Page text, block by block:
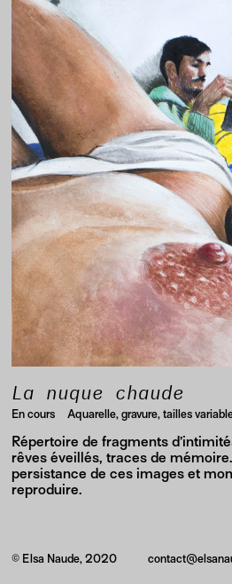
La nuque chaude
En cours Aquarelle, gravure, tailles
Répertoire de fragments
rêves éveillés, traces de
persistance de ces images et
reproduire.
© Elsa Naude, 2020